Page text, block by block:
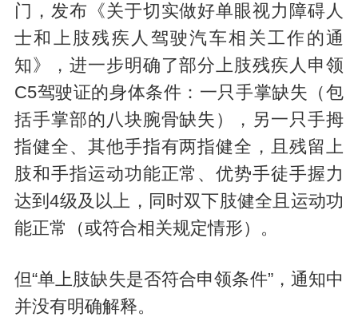
门，发布《关于切实做好单眼视力障碍人
士和上肢残疾人驾驶汽车相关工作的通
知》，进一步明确了部分上肢残疾人申领
C5驾驶证的身体条件：一只手掌缺失（包
括手掌部的八块腕骨缺失），另一只手拇
指健全、其他手指有两指健全，且残留上
肢和手指运动功能正常、优势手徒手握力
达到4级及以上，同时双下肢健全且运动功
能正常（或符合相关规定情形）。
但“单上肢缺失是否符合申领条件”，通知中
并没有明确解释。